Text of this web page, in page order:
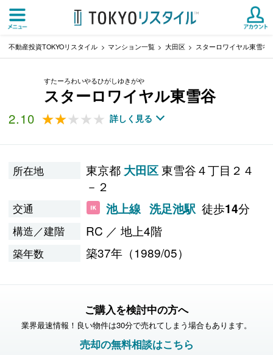
不動産投資TOKYOリスタイル マンション一覧 大田区 スターロワイヤル東雪谷
すたーろわいやるひがしゆきがや
スターロワイヤル東雪谷
2.10 ★★★★★
★★★★★ 詳しく見る
所在地 東京都 大田区東雪谷４丁目２４
－２
交通 池上線 洗足池駅 徒歩14分
構造／建階 RC ／ 地上4階
築年数 築37年（1989/05）
ご購入を検討中の方へ
業界最速情報！良い物件は30分で売れてしまう場合もあります。
売却の無料相談はこちら